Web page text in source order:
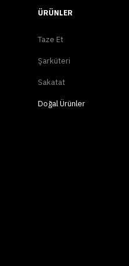
ÜRÜNLER
Taze Et
Şarküteri
Sakatat
Doğal Ürünler